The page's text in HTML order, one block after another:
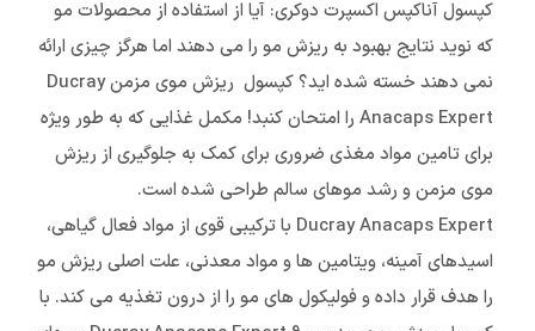
کپسول آناکپس اکسپرت دوکری: آیا از استفاده از محصولات مو
که نوید نتایج بهبود به ریزش مو را می دهند اما هرگز چیزی ارائه
نمی دهند خسته شده اید؟ کپسول ریزش موی مزمن Ducray
Anacaps Expert را امتحان کنبد! مکمل غذایی که به طور ویژه
برای تامین مواد مغذی ضروری برای کمک به جلوگیری از ریزش
موی مزمن و رشد موهای سالم طراحی شده است.
Ducray Anacaps Expert با ترکیبی قوی از مواد فعال گیاهی،
اسیدهای آمینه، ویتامین ها و مواد معدنی، علت اصلی ریزش مو
را هدف قرار داده و فولیکول های مو را از درون تغذیه می کند. با